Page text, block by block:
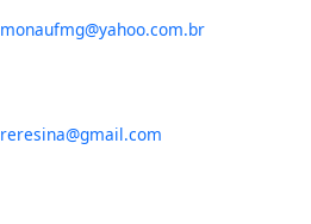
monaufmg@yahoo.com.br
reresina@gmail.com